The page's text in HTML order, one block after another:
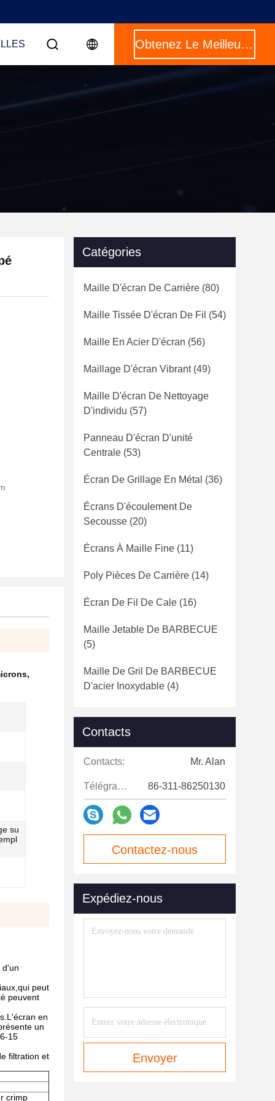
Obtenez Le Meilleur Prix
,
su
d'un
peut
peuvent
en
un
15
filtration et
crimp
Catégories
Maille D'écran De Carrière (80)
Maille Tissée D'écran De Fil (54)
Maille En Acier D'écran (56)
Maillage D'écran Vibrant(49)
Maille D'écran De Nettoyage
D'individu (57)
Panneau D'écran D'unité
Centrale (53)
Écran De Grillage En Métal (36)
Écrans D'écoulement De
Secousse (20)
Écrans À Maille Fine (11)
Poly Pièces De Carrière (14)
Écran De Fil De Cale (16)
Maille Jetable De BARBECUE
(5)
Maille De Gril De BARBECUE
D'acier Inoxydable (4)
Contacts
Contacts: Mr. Alan
Télégramme: 86-311-86250130
Contactez-nous
Expédiez-nous
Envoyer